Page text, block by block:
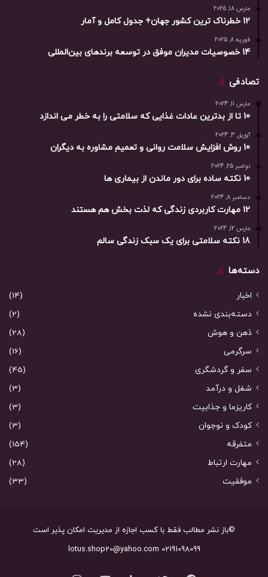
مارس 18, 2025
12 خطرناک ترین کشور جهان+ جدول کامل و آمار
فوریه 8, 2025
14 خصوصیات مدیران موفق در توسعه برندهای بین‌المللی
تصادفی
مارس 11, 2024
10 تا از بدترین عادات غذایی که سلامتی را به خطر می اندازد
آوریل 3, 2024
10 روش افزایش سلامت روانی و تعمیم مشاوره به دیگران
نوامبر 25, 2024
10 نکته ساده برای دور ماندن از بیماری ها
دسامبر 8, 2024
12 مهارت کاربردی زندگی که لذت بخش هم هستند
مارس 12, 2024
18 نکته سلامتی برای یک سبک زندگی سالم
دسته‌ها
اخبار
(14)
دسته‌بندی نشده
(2)
ذهن و هوش
(28)
سرگرمی
(16)
سفر و گردشگری
(45)
شغل و درآمد
(3)
کاریزما و جذابیت
(3)
کودک و نوجوان
(3)
متفرقه
(154)
مهارت ارتباط
(28)
موفقیت
(33)
©باز نشر مطالب فقط با کسب اجازه از مدیریت امکان پذیر است
02191098099 lotus.shop20@yahoo.com